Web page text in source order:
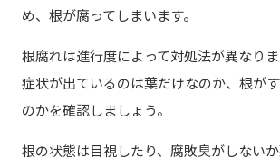
め、根が腐ってしまいます。
根腐れは進行度によって対処法が異なりま
症状が出ているのは葉だけなのか、根が
のかを確認しましょう。
根の状態は目視したり、腐敗臭がしない